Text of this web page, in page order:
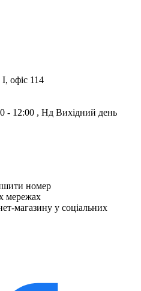
офіс 114
- 12:00 , Нд Вихідний день
номер
мережах
магазину у соціальних